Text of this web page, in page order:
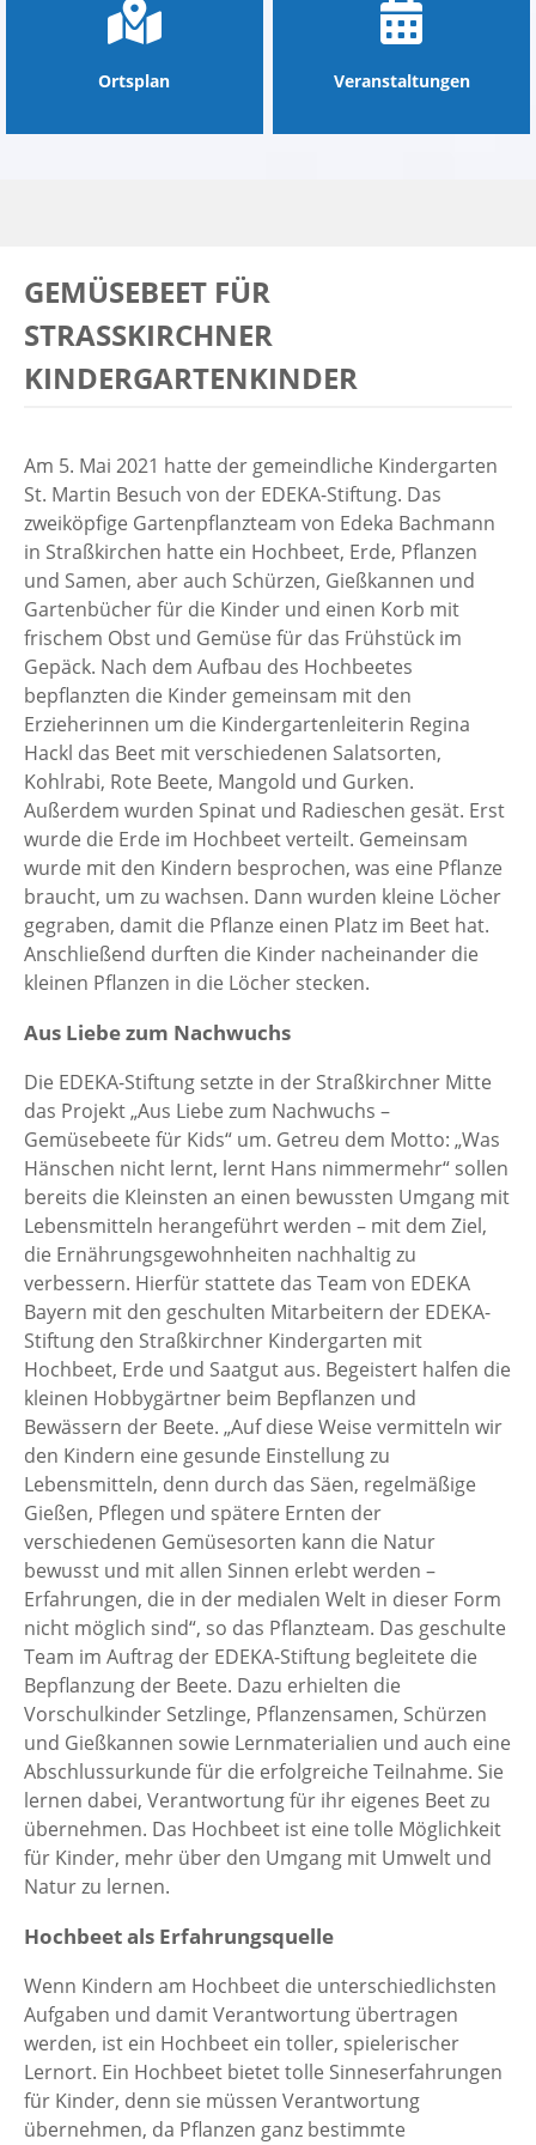
Ortsplan Veranstaltungen
GEMÜSEBEET FÜR
STRASSKIRCHNER K
INDERGARTENKINDER
Am 5. Mai 2021 hatte der gemeindliche Kindergarten
St. Martin Besuch von der EDEKA-Stiftung. Das
zweiköpfige Gartenpflanzteam von Edeka Bachmann
in Straßkirchen hatte ein Hochbeet, Erde, Pflanzen
und Samen, aber auch Schürzen, Gießkannen und
Gartenbücher für die Kinder und einen Korb mit
frischem Obst und Gemüse für das Frühstück im
Gepäck. Nach dem Aufbau des Hochbeetes
bepflanzten die Kinder gemeinsam mit den
Erzieherinnen um die Kindergartenleiterin Regina
Hackl das Beet mit verschiedenen Salatsorten,
Kohlrabi, Rote Beete, Mangold und Gurken.
Außerdem wurden Spinat und Radieschen gesät. Erst
wurde die Erde im Hochbeet verteilt. Gemeinsam
wurde mit den Kindern besprochen, was eine Pflanze
braucht, um zu wachsen. Dann wurden kleine Löcher
gegraben, damit die Pflanze einen Platz im Beet hat.
Anschließend durften die Kinder nacheinander die
kleinen Pflanzen in die Löcher stecken.
Aus Liebe zum Nachwuchs
Die EDEKA-Stiftung setzte in der Straßkirchner Mitte
das Projekt „Aus Liebe zum Nachwuchs –
Gemüsebeete für Kids“ um. Getreu dem Motto: „Was
Hänschen nicht lernt, lernt Hans nimmermehr“ sollen
bereits die Kleinsten an einen bewussten Umgang mit
Lebensmitteln herangeführt werden – mit dem Ziel,
die Ernährungsgewohnheiten nachhaltig zu
verbessern. Hierfür stattete das Team von EDEKA
Bayern mit den geschulten Mitarbeitern der EDEKA-
Stiftung den Straßkirchner Kindergarten mit
Hochbeet, Erde und Saatgut aus. Begeistert halfen die
kleinen Hobbygärtner beim Bepflanzen und
Bewässern der Beete. „Auf diese Weise vermitteln wir
den Kindern eine gesunde Einstellung zu
Lebensmitteln, denn durch das Säen, regelmäßige
Gießen, Pflegen und spätere Ernten der
verschiedenen Gemüsesorten kann die Natur
bewusst und mit allen Sinnen erlebt werden –
Erfahrungen, die in der medialen Welt in dieser Form
nicht möglich sind“, so das Pflanzteam. Das geschulte
Team im Auftrag der EDEKA-Stiftung begleitete die
Bepflanzung der Beete. Dazu erhielten die
Vorschulkinder Setzlinge, Pflanzensamen, Schürzen
und Gießkannen sowie Lernmaterialien und auch eine
Abschlussurkunde für die erfolgreiche Teilnahme. Sie
lernen dabei, Verantwortung für ihr eigenes Beet zu
übernehmen. Das Hochbeet ist eine tolle Möglichkeit
für Kinder, mehr über den Umgang mit Umwelt und
Natur zu lernen.
Hochbeet als Erfahrungsquelle
Wenn Kindern am Hochbeet die unterschiedlichsten
Aufgaben und damit Verantwortung übertragen
werden, ist ein Hochbeet ein toller, spielerischer
Lernort. Ein Hochbeet bietet tolle Sinneserfahrungen
für Kinder, denn sie müssen Verantwortung
übernehmen, da Pflanzen ganz bestimmte